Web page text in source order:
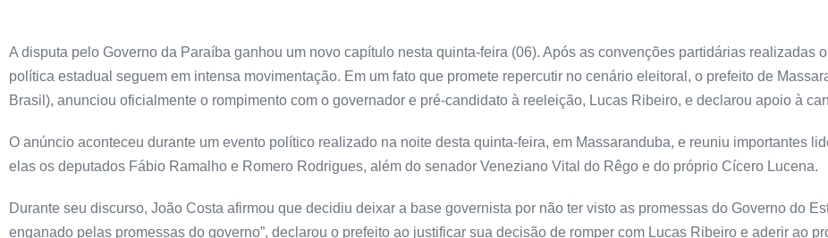
A disputa pelo Governo da Paraíba ganhou um novo capítulo nesta quinta-feira (06). Após as convenções partidárias realizadas
política estadual seguem em intensa movimentação. Em um fato que promete repercutir no cenário eleitoral, o prefeito de
Brasil), anunciou oficialmente o rompimento com o governador e pré-candidato à reeleição, Lucas Ribeiro, e declarou apoio à
O anúncio aconteceu durante um evento político realizado na noite desta quinta-feira, em Massaranduba, e reuniu importantes
elas os deputados Fábio Ramalho e Romero Rodrigues, além do senador Veneziano Vital do Rêgo e do próprio Cícero Lucena.
Durante seu discurso, João Costa afirmou que decidiu deixar a base governista por não ter visto as promessas do Governo do
enganado pelas promessas do governo”, declarou o prefeito ao justificar sua decisão de romper com Lucas Ribeiro e aderir ao